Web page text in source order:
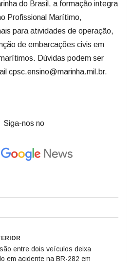
do Brasil, a formação integra
Profissional Marítimo,
para atividades de operação,
de embarcações civis em
Dúvidas podem ser
cpsc.ensino@marinha.mil.br.
Siga-nos no
entre dois veículos deixa
em acidente na BR-282 em